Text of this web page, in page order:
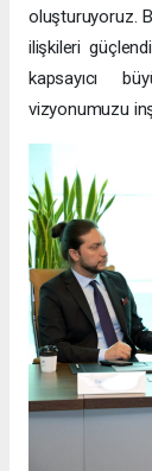
oluşturuyoruz.
ilişkileri
kapsayıcı
vizyonumuzu